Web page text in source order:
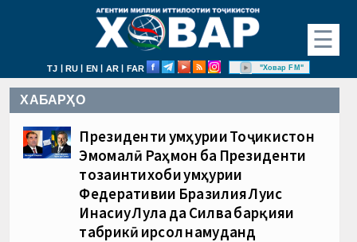
☰
TJ | RU | EN | AR | FAR "Ховар FM"
ХАБАРҲО
Президенти Ҷумҳурии Тоҷикистон
Эмомалӣ Раҳмон ба Президенти
тозаинтихоби Ҷумҳурии
Федеративии Бразилия Луис
Инасиу Лула да Силва барқияи
табрикӣ ирсол намуданд